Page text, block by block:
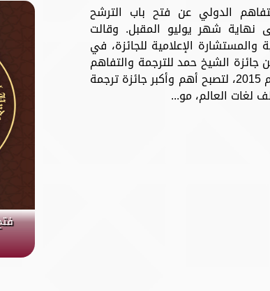
الدولي عن فتح باب الترشح
نهاية شهر يوليو المقبل. وقالت
والمستشارة الإعلامية للجائزة، في
جائزة الشيخ حمد للترجمة والتفاهم
الدولي تأتي استمراراً لمسيرتها منذ عام 2015، لتصبح أهم وأكبر جائزة ترجمة
لغات العالم، مو...